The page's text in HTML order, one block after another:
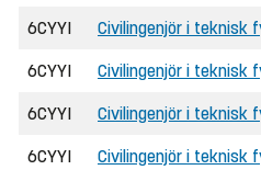
6CYYI Civilingenjör i teknisk
6CYYI Civilingenjör i teknisk
6CYYI Civilingenjör i teknisk
6CYYI Civilingenjör i teknisk